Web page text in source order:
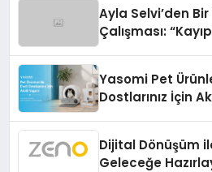
Ayla Selvi’den Bir
Çalışması:
Yasomi Pet
Dostlarınız İçin
Dijital Dönüşüm
Geleceğe